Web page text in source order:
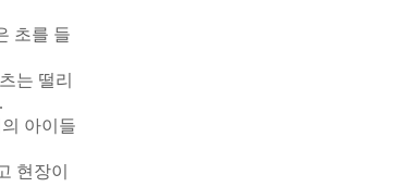
초를 들
는 떨리
아이들
현장이